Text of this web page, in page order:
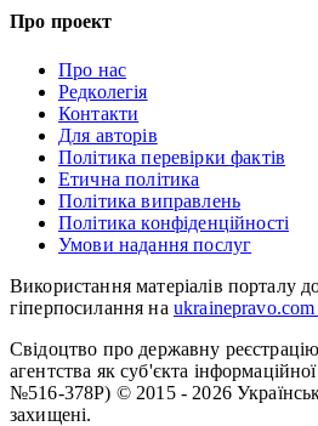
Про проект
Про нас
Редколегія
Контакти
Для авторів
Політика перевірки фактів
Етична політика
Політика виправлень
Політика конфіденційності
Умови надання послуг
Використання матеріалів порталу
гіперпосилання на ukrainepravo.com
Свідоцтво про державну
агентства як суб'єкта
№516-378Р) © 2015 - 2026
захищені.